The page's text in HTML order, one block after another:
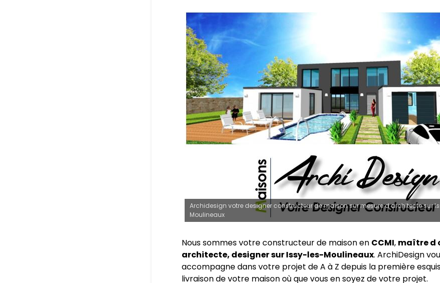
Archidesign votre designer constructeur de maison sur mesure d architecte sur
Moulineaux
Nous sommes votre constructeur de maison en CCMI, maître d
architecte, designer sur Issy-les-Moulineaux. ArchiDesign
accompagne dans votre projet de A à Z depuis la première
livraison de votre maison où que vous en soyez de votre projet.